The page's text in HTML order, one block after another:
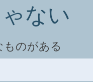
ない
のがある